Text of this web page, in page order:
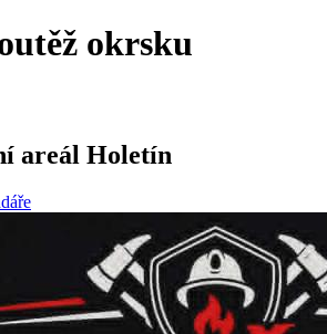
okrsku
areál Holetín